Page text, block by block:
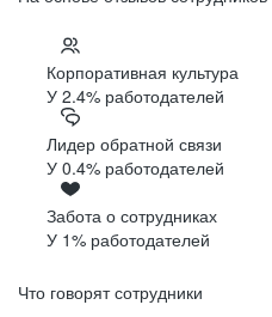
Корпоративная культура
У 2.4% работодателей
Лидер обратной связи
У 0.4% работодателей
Забота о сотрудниках
У 1% работодателей
Что говорят сотрудники